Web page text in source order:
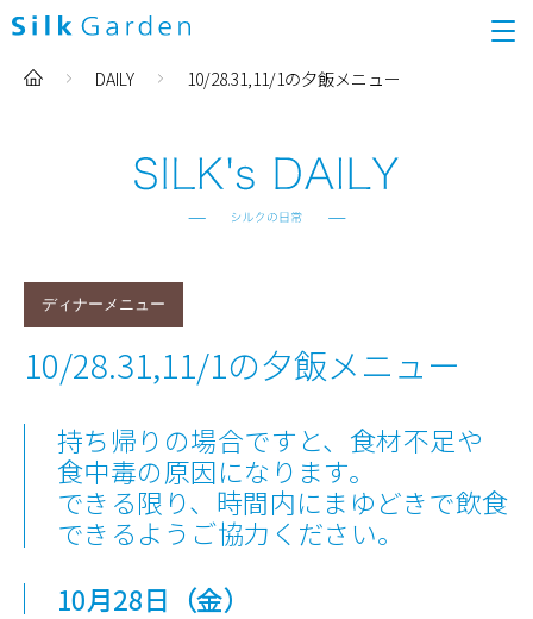
DAILY 10/28.31,11/1の夕飯メニュー
ディナーメニュー
10/28.31,11/1の夕飯メニュー
持ち帰りの場合ですと、食材不足や
食中毒の原因になります。
できる限り、時間内にまゆどきで飲食
できるようご協力ください。
10月28日（金）